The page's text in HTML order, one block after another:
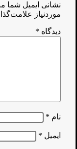
نشانی ایمیل شما
موردنیاز
دیدگاه *
نام *
ایمیل *